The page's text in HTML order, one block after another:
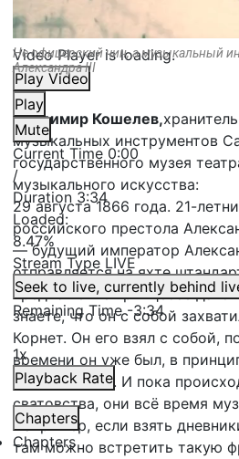
Video Player is loading.
Play Video
Play
Mute
Current Time 0:00
/
Duration 3:34
Loaded:
8.47%
Stream Type LIVE
Seek to live, currently behind
Remaining Time-3:34
1x
Playback Rate
Chapters
Chapters
Не офицерский чин, а музыкальный
Александра III
Владимир Кошелев,
музыкальных инструментов
государственного музея
музыкального искусства:
29 августа 1866 года. 21-
российского престола
— будущий император
отправляется на яхте
предложение принцессе
знаете, что он с собой
Корнет. Он его взял с собой,
времени он уже был, в
музыкальным. И пока
сватовства, они всё время
Например, если взять
там можно встретить такую